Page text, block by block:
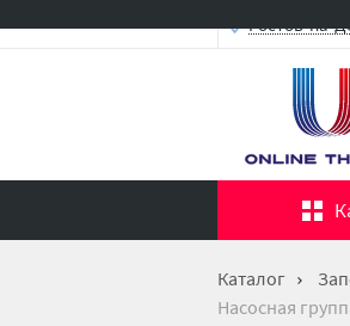
Ростов-на-
Каталог
Насосная